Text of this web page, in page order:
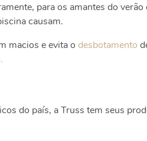
para os amantes do
causam.
macios e evita o desbotamento
do país, a Truss tem seus